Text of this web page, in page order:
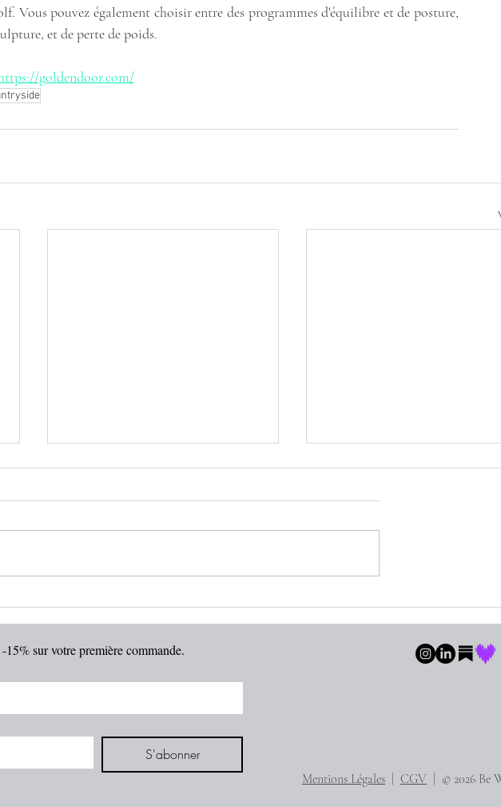
Vous pouvez également choisir entre des programmes d'équilibre et de posture,
et de perte de poids.
goldendoor.com/
15% sur votre première commande.
S'abonner
Mentions Légales CGV | © 2026 Be